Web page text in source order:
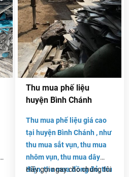
hộ kinh doanh mua bán ve
chai gần nhà, gần công ty
nhỏ lẻ xuất hiện ngày càng
nhiều, mức giá thu mua phế
liệu được áp dụng lại không
thống nhất theo giá thị
nhiều thua thiệt cho khách
hàng nếu không kỹ lưỡng
khi chọn công ty thu mua
phế liệu tphcm.
Thu mua phế liệu
huyện Bình Chánh
Thu mua phế liệu giá cao
tại huyện Bình Chánh , như
thu mua sắt vụn, thu mua
nhôm vụn, thu mua dây
điện, thu mua đồng đỏ, thu
Hãy gọi ngay cho chúng tôi